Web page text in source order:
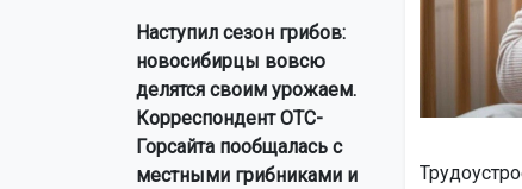
Наступил сезон грибов:
новосибирцы вовсю
делятся своим урожаем.
Корреспондент ОТС-
Горсайта пообщалась с
местными грибниками и